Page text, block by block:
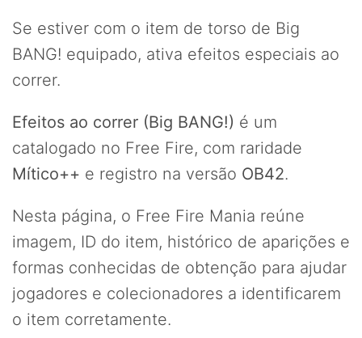
Se estiver com o item de torso de Big
BANG! equipado, ativa efeitos especiais ao
correr.
Efeitos ao correr (Big BANG!) é um
catalogado no Free Fire, com raridade
Mítico++ e registro na versão OB42.
Nesta página, o Free Fire Mania reúne
imagem, ID do item, histórico de aparições e
formas conhecidas de obtenção para ajudar
jogadores e colecionadores a identificarem
o item corretamente.